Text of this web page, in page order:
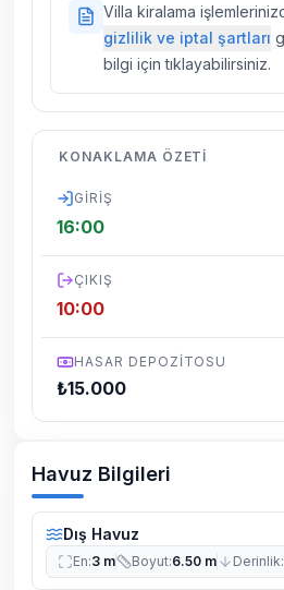
villalarımızda düzenli
yapılmaktadır. Buna
kelebek, böcek, sinek vs.
dönemsel olarak altyapı
yapılabilmektedir. Bu
Villa kiralama
gizlilik ve iptal şartları
bilgi için tıklayabilirsiniz.
KONAKLAMA ÖZETI
GIRIŞ
16:00
ÇIKIŞ
10:00
HASAR DEPOZITOSU
₺15.000
Havuz Bilgileri
Dış Havuz
En:3 m Boyut:6.50 m Derinlik: